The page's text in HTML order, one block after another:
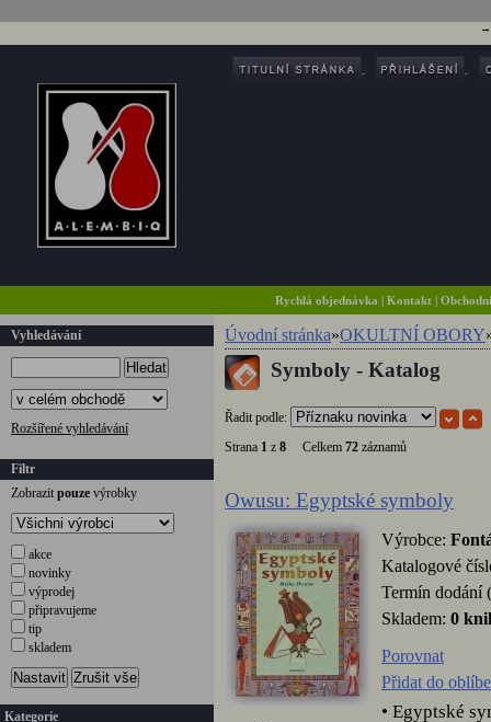
Rychlá objednávka |Kontakt |
Vyhledávání
Hledat
Rozšířené vyhledávání
Filtr
Zobrazit pouze výrobky
akce
novinky
výprodej
připravujeme
tip
skladem
Nastavit Zrušit vše
Kategorie
Úvodní stránka»OKULTNÍ OBORY
Symboly - Katalog
Řadit podle:
Strana 1 z 8 Celkem 72 záznamů
Owusu: Egyptské symboly
Výrobce:
Katalogové
Termín dodání
Skladem: 0
Porovnat
Přidat do
• Egyptské